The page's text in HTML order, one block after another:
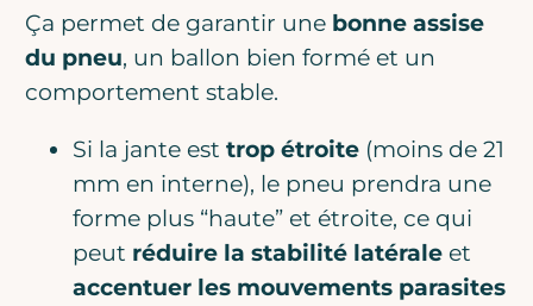
Ça permet de garantir une bonne assise
du pneu, un ballon bien formé et un
comportement stable.
Si la jante esttrop étroite (moins de 21
mm en interne), le pneu prendra une
forme plus “haute” et étroite, ce qui
peut réduire la stabilité latérale et
accentuer les mouvements parasites